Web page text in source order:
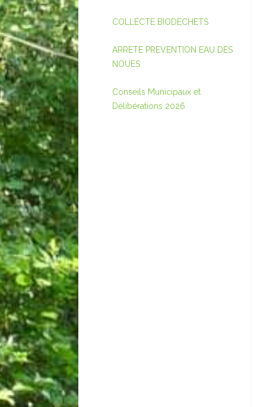
COLLECTE BIODECHETS
ARRETE PREVENTION EAU DES
NOUES
Conseils Municipaux et
Délibérations 2026